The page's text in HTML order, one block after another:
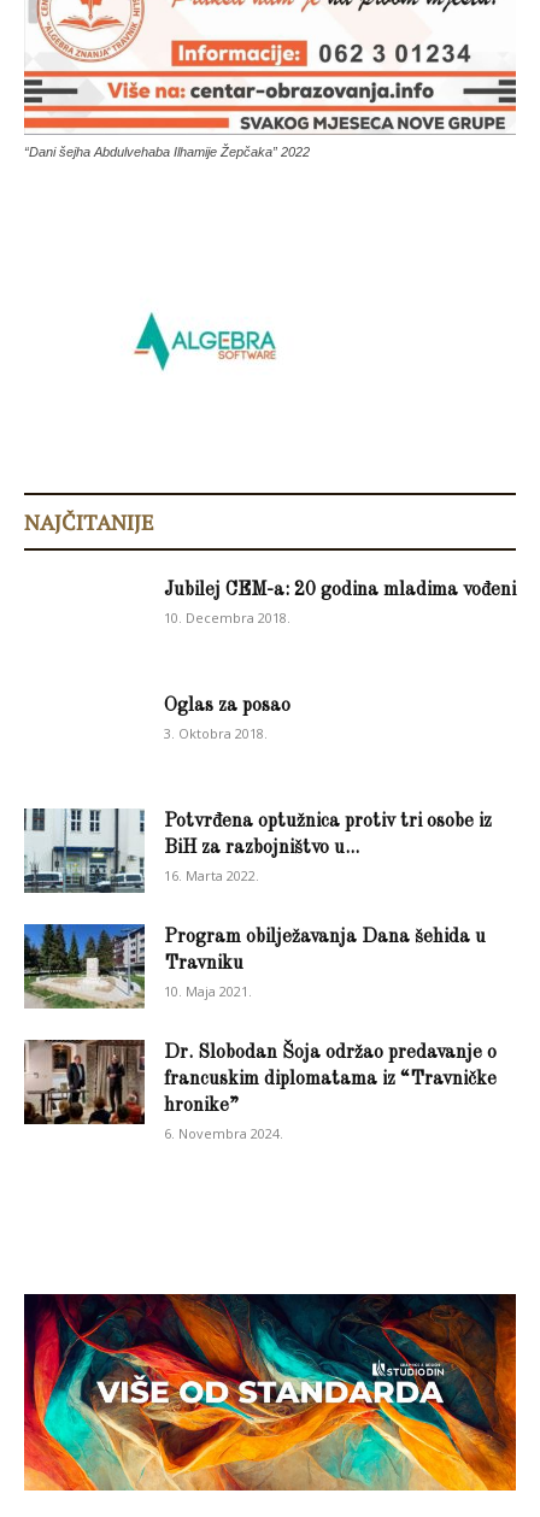
“Dani šejha Abdulvehaba Ilhamije Žepčaka” 2022
NAJČITANIJE
Jubilej CEM-a: 20 godina mladima vođeni
10. Decembra 2018.
Oglas za posao
3. Oktobra 2018.
Potvrđena optužnica protiv tri osobe iz
BiH za razbojništvo u...
16. Marta 2022.
Program obilježavanja Dana šehida u
Travniku
10. Maja 2021.
Dr. Slobodan Šoja održao predavanje o
francuskim diplomatama iz “Travničke
hronike”
6. Novembra 2024.